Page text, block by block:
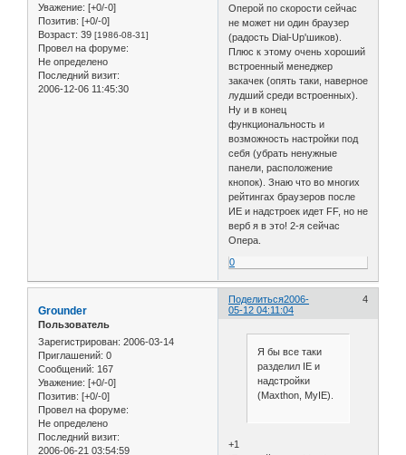
Уважение: [+0/-0]
Позитив: [+0/-0]
Возраст: 39 [1986-08-31]
Провел на форуме:
Не определено
Последний визит:
2006-12-06 11:45:30
Оперой по скорости сейчас
не может ни один браузер
(радость Dial-Up'шиков).
Плюс к этому очень хороший
встроенный менеджер
закачек (опять таки, наверное
лудший среди встроенных).
Ну и в конец
функциональность и
возможность настройки под
себя (убрать ненужные
панели, расположение
кнопок). Знаю что во многих
рейтингах браузеров после
ИЕ и надстроек идет FF, но не
верб я в это! 2-я сейчас
Опера.
0
Поделиться 4
2006-
05-12 04:11:04
Grounder
Пользователь
Зарегистрирован: 2006-03-14
Приглашений: 0
Сообщений: 167
Уважение: [+0/-0]
Позитив: [+0/-0]
Провел на форуме:
Не определено
Последний визит:
2006-06-21 03:54:59
Я бы все таки
разделил IE и
надстройки
(Maxthon, MyIE).
+1